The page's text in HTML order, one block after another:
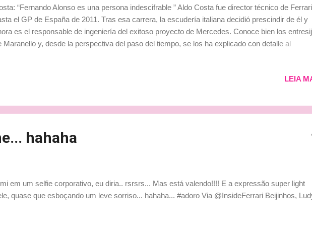
“Fernando Alonso es una persona indescifrable ” Aldo Costa fue director técnico de Ferrari
el GP de España de 2011. Tras esa carrera, la escudería italiana decidió prescindir de él y
es el responsable de ingeniería del exitoso proyecto de Mercedes. Conoce bien los
Maranello y, desde la perspectiva del paso del tiempo, se los ha explicado con detalle al
estratégicos, de visión, gravísimos. Y obviamente no han tomado las decisiones más
de carreras presentamos la solicitud de construir una nueva galería del viento. ...
LEIA
hahaha
em um selfie corporativo, eu diria.. rsrsrs... Mas está valendo!!!! E a expressão super light
quase que esboçando um leve sorriso... hahaha... #adoro Via @InsideFerrari Beijinhos,